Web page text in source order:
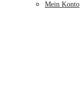
Mein Konto